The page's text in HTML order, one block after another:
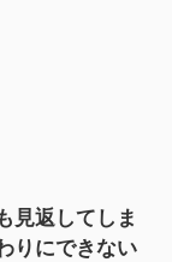
見返してしま
りにできない